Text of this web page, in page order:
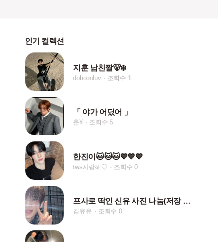
인기 컬렉션
지훈 남친짤🐻‍❄️
dohoonluv 조회수 1
「 야가 어딨어 」
춘¥ 조회수 5
한진이🐱🐱🐱💙💙💙
tws사랑해♡ 조회수 0
프사로 딱인 신유 사진 나눔(저장 시 하트나 댓글!)
김유유 조회수 0